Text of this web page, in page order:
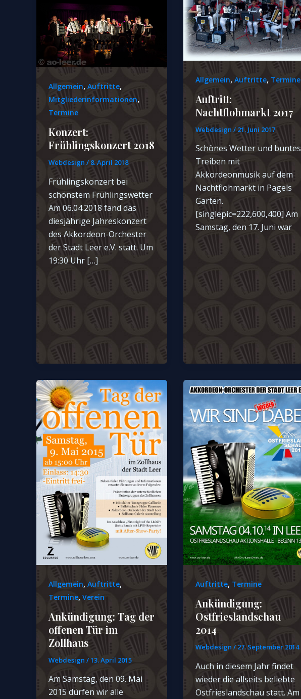
Allgemein, Auftritte,
Mitgliederinformationen,
Termine
Konzert:
Frühlingskonzert 2018
Webdesign / 8. April 2018
Frühlingskonzert bei
schönstem Frühlingswetter
Am 06.04.2018 fand das
diesjährige Jahreskonzert
des Akkordeon-Orchester
der Stadt Leer e.V. statt. Um
19:30 Uhr […]
Allgemein, Auftritte, Termine
Auftritt:
Nachtflohmarkt 2017
Webdesign / 21. Juni 2017
Schönes Wetter und buntes
Treiben mit
Akkordeonmusik auf dem
Nachtflohmarkt in Pagels
Garten.
[singlepic=222,600,400] Am
Samstag, den 17. Juni war
Allgemein, Auftritte,
Termine, Verein
Ankündigung: Tag der
offenen Tür im
Zollhaus
Webdesign /13. April 2015
Am Samstag, den 09. Mai
2015 dürfen wir alle
Auftritte, Termine
Ankündigung:
Ostfrieslandschau
2014
Webdesign / 27. September 2014
Auch in diesem Jahr findet
wieder die allseits beliebte
Ostfrieslandschau statt. Am